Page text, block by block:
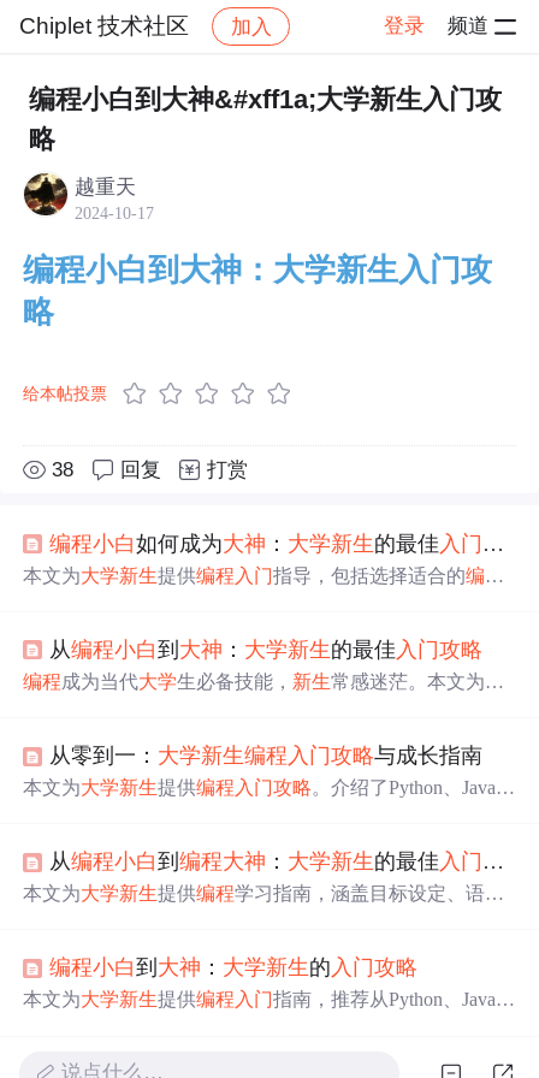
Chiplet 技术社区 加入 登录 频道
社区 Chiplet 技术社区 技术文章 帖子详情
编程小白到大神&#xff1a;大学新生入门攻
略
越重天
2024-10-17
编程小白到大神：大学新生入门攻
略
给本帖投票
38 回复 打赏
编程小白如何成为大神 ： 大学新生的最佳 入门 攻略
本文为大学新生提供编程 入门指导，包括选择适合的编程
从编程小白到 大神 ： 大学新生的最佳 入门攻略
编程成为当代大学生必备技能， 新生常感迷茫。本文为大
等学习资源，还分享制定学习计划、实践项目、解决困难
等学习方法与技巧。
从零到一： 大学新生编程入门攻略与成长指南
本文为大学新生提供编程 入门攻略。介绍了Python、JavaSc
区等学习资源；还分享了制定学习计划、理论实践结合等
高效学习方法与技巧。
从编程小白到编程大神 ： 大学新生的最佳入门 攻略
本文为大学新生提供编程学习指南，涵盖目标设定、语言
编程小白到 大神 ： 大学新生的入门攻略
本文为大学新生提供编程入门指南，推荐从Python、JavaSc
说点什么…